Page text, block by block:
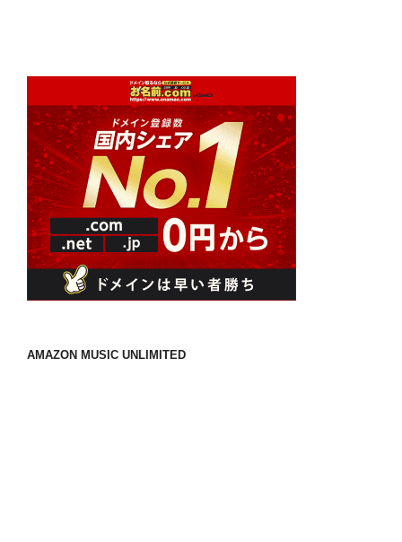
AMAZON MUSIC UNLIMITED